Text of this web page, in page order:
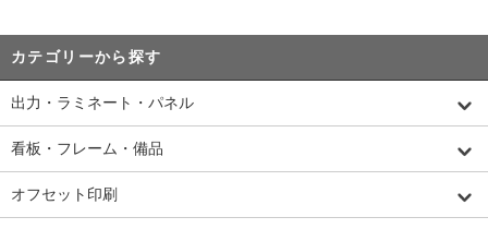
カテゴリーから探す
出力・ラミネート・パネル
看板・フレーム・備品
オフセット印刷